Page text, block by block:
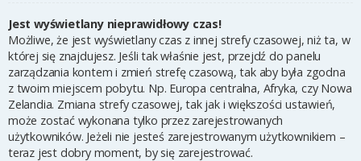
Jest wyświetlany nieprawidłowy czas!
Możliwe, że jest wyświetlany czas z innej strefy czasowej, niż ta, w
której się znajdujesz. Jeśli tak właśnie jest, przejdź do panelu
zarządzania kontem i zmień strefę czasową, tak aby była zgodna
z twoim miejscem pobytu. Np. Europa centralna, Afryka, czy Nowa
Zelandia. Zmiana strefy czasowej, tak jak i większości ustawień,
może zostać wykonana tylko przez zarejestrowanych
użytkowników. Jeżeli nie jesteś zarejestrowanym użytkownikiem –
teraz jest dobry moment, by się zarejestrować.